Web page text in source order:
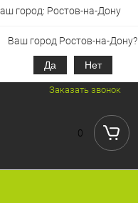
город: Ростов-на-Дону
Ваш город Ростов-на-Дону?
Да Нет
+7 (918) 851-53-00
Заказать звонок
0